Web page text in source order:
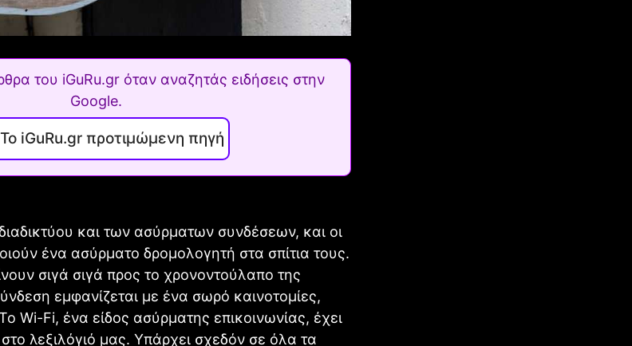
του iGuRu.gr όταν αναζητάς ειδήσεις στην
Google.
Το iGuRu.gr προτιμώμενη πηγή
και των ασύρματων συνδέσεων, και οι
ένα ασύρματο δρομολογητή στα σπίτια τους.
σιγά σιγά προς το χρονοντούλαπο της
εμφανίζεται με ένα σωρό καινοτομίες,
Wi-Fi, ένα είδος ασύρματης επικοινωνίας, έχει
στο λεξιλόγιό μας. Υπάρχει σχεδόν σε όλα τα